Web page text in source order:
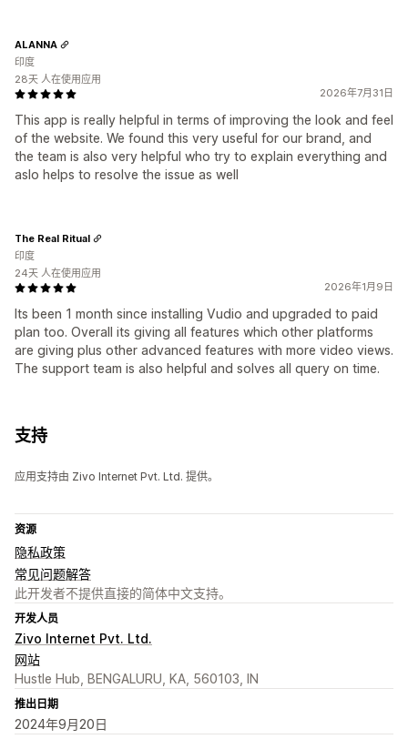
2026年7月31日
This app is really helpful in terms of improving the look and feel
of the website. We found this very useful for our brand, and
the team is also very helpful who try to explain everything and
aslo helps to resolve the issue as well
ALANNA
印度
28天 人在使用应用
2026年1月9日
Its been 1 month since installing Vudio and upgraded to paid
plan too. Overall its giving all features which other platforms
are giving plus other advanced features with more video views.
The support team is also helpful and solves all query on time.
The Real Ritual
印度
24天 人在使用应用
支持
应用支持由 Zivo Internet Pvt. Ltd. 提供。
资源
隐私政策
常见问题解答
此开发者不提供直接的简体中文支持。
开发人员
Zivo Internet Pvt. Ltd.
网站
Hustle Hub, BENGALURU, KA, 560103, IN
推出日期
2024年9月20日